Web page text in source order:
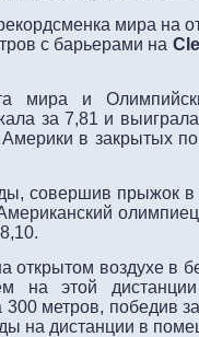
мира на
с барьерами на
мира и
за 7,81 и
в закрытых
совершив прыжок в
открытом воздухе в
на этой
метров, победив
на дистанции в